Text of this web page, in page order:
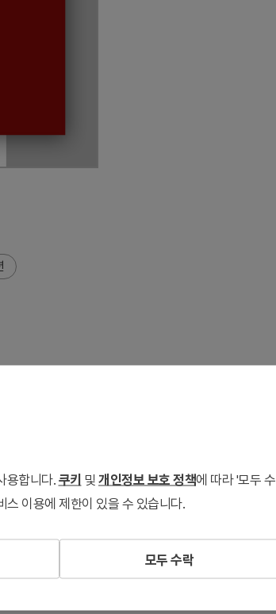
역동적인 곡선
이디어와 비전
내부 참조 자료
프로젝트를 설명
용합니다. 쿠키 및 개인정보 보호 정책에 따라 '모두 수
스 이용에 제한이 있을 수 있습니다.
모두 수락